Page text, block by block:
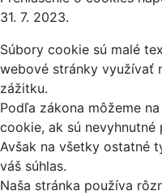
31. 7. 2023.
Súbory cookie sú malé
webové stránky využívať
zážitku.
Podľa zákona môžeme
cookie, ak sú
Avšak na všetky ostatné
váš súhlas.
Naša stránka používa